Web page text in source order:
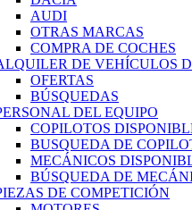
AUDI
OTRAS MARCAS
COMPRA DE COCHES
DE VEHÍCULOS
OFERTAS
BÚSQUEDAS
DEL EQUIPO
COPILOTOS
BUSQUEDA DE
MECÁNICOS
BÚSQUEDA DE
DE COMPETICIÓN